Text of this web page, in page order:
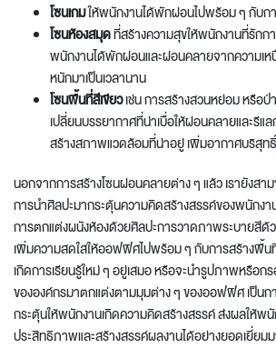
โซนเกมให้พนักงานได้พักผ่อนไปพร้อม ๆ กับกา
โซนห้องสมุดที่สร้างความสุขให้พนักงานที่รักก
พนักงานได้พักผ่อนและผ่อนคลายจากความเ
หนักมาเป็นเวลานาน
โซนพื้นที่สีเขียวเช่น การสร้างสวนหย่อม หรือ
เปลี่ยนบรรยากาศที่น่าเบื่อให้ผ่อนคลายและรีแ
สร้างสภาพแวดล้อมที่น่าอยู่ เพิ่มอากาศบริสุ
นอกจากการสร้างโซนผ่อนคลายต่าง ๆ แล้ว เรายังสา
การนำศิลปะมากระตุ้นความคิดสร้างสรรค์ของพนักงา
การตกแต่งผนังห้องด้วยศิลปะการวาดภาพระบายสีด้
เพิ่มความสดใสให้ออฟฟิศไปพร้อม ๆ กับการสร้างพื้น
เกิดการเรียนรู้ใหม่ ๆ อยู่เสมอ หรือจะนำรูปภาพหรือก
ขององค์กรมาตกแต่งตามมุมต่าง ๆ ของออฟฟิศ เป็น
กระตุ้นให้พนักงานเกิดความคิดสร้างสรรค์ ส่งผลให้พ
ประสิทธิภาพและสร้างสรรค์ผลงานได้อย่างยอดเยี่ยม